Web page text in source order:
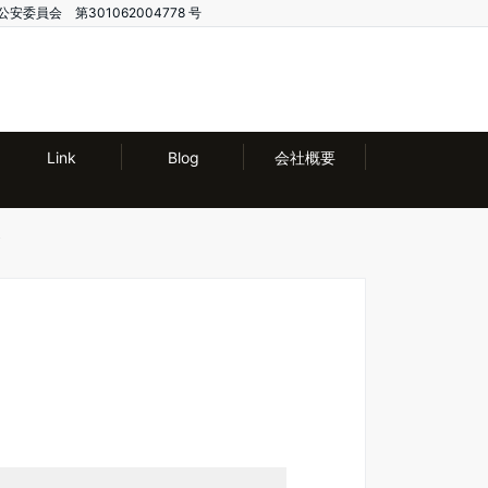
公安委員会 第301062004778 号
Link Blog 会社概要